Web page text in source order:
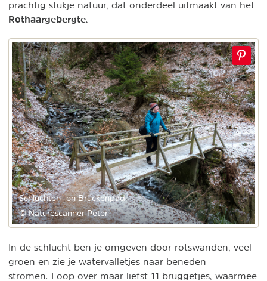
prachtig stukje natuur, dat onderdeel uitmaakt van het
Rothaargebergte
Schluchten- en Brückenpad
© Naturescanner Peter
In de schlucht ben je omgeven door rotswanden, veel
groen en zie je watervalletjes naar beneden
stromen. Loop over maar liefst 11 bruggetjes, waarmee